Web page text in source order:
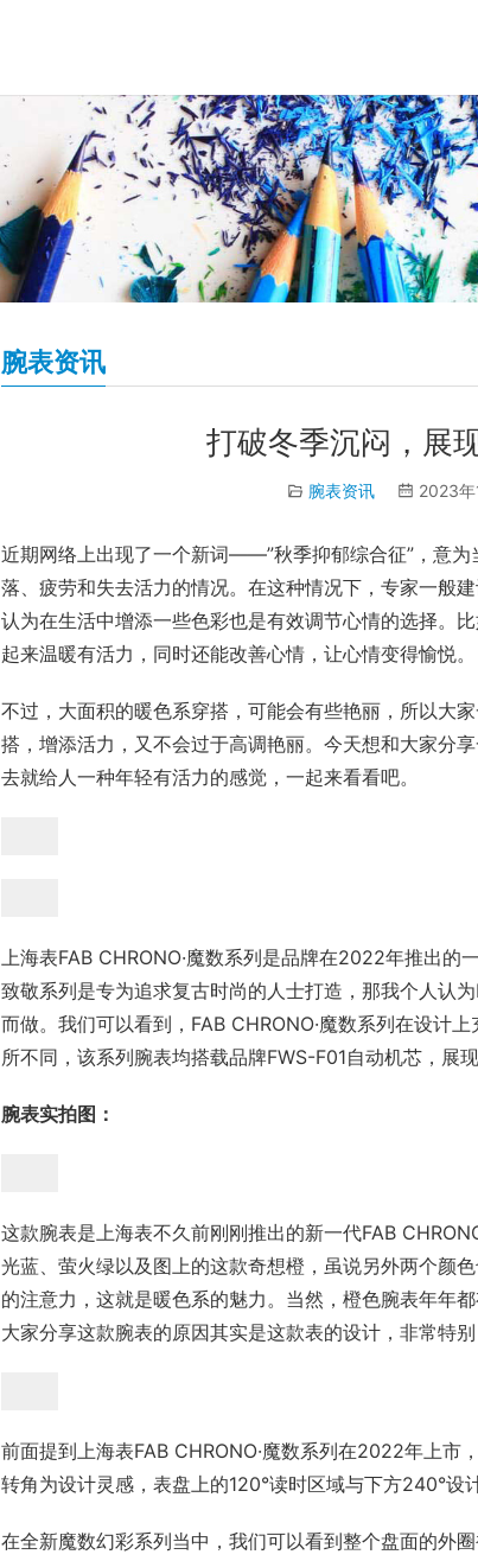
腕表资讯
打破冬季沉闷，展
腕表资讯 2023
近期网络上出现了一个新词——”秋季抑郁综合征”，意
落、疲劳和失去活力的情况。在这种情况下，专家一般
认为在生活中增添一些色彩也是有效调节心情的选择。
起来温暖有活力，同时还能改善心情，让心情变得愉悦。
不过，大面积的暖色系穿搭，可能会有些艳丽，所以大
搭，增添活力，又不会过于高调艳丽。今天想和大家分
去就给人一种年轻有活力的感觉，一起来看看吧。
上海表FAB CHRONO·魔数系列是品牌在2022年推出
致敬系列是专为追求复古时尚的人士打造，那我个人认
而做。我们可以看到，FAB CHRONO·魔数系列在设计
所不同，该系列腕表均搭载品牌FWS-F01自动机芯，展
腕表实拍图：
这款腕表是上海表不久前刚刚推出的新一代FAB
光蓝、萤火绿以及图上的这款奇想橙，虽说另外两个颜
的注意力，这就是暖色系的魅力。当然，橙色腕表年年
大家分享这款腕表的原因其实是这款表的设计，非常特别
前面提到上海表FAB CHRONO·魔数系列在2022年上市
转角为设计灵感，表盘上的120°读时区域与下方240°设
在全新魔数幻彩系列当中，我们可以看到整个盘面的外